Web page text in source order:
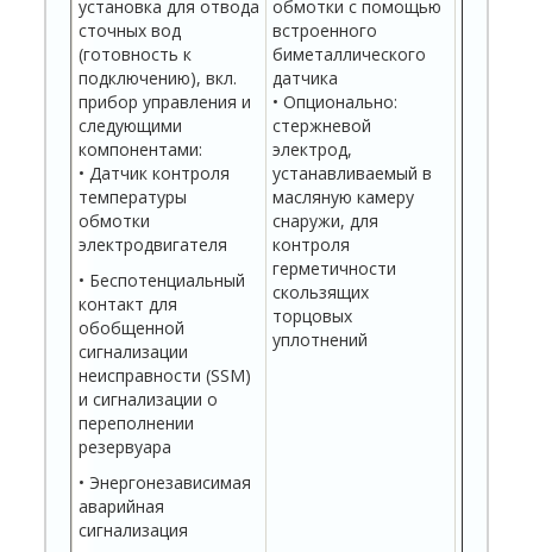
установка для отвода
сточных вод
(готовность к
подключению), вкл.
прибор управления и
следующими
компонентами:
• Датчик контроля
температуры
обмотки
электродвигателя
• Беспотенциальный
контакт для
обобщенной
сигнализации
неисправности (SSM)
и сигнализации о
переполнении
резервуара
• Энергонезависимая
аварийная
сигнализация
обмотки с помощью
встроенного
биметаллического
датчика
• Опционально:
стержневой
электрод,
устанавливаемый в
масляную камеру
снаружи, для
контроля
герметичности
скользящих
торцовых
уплотнений